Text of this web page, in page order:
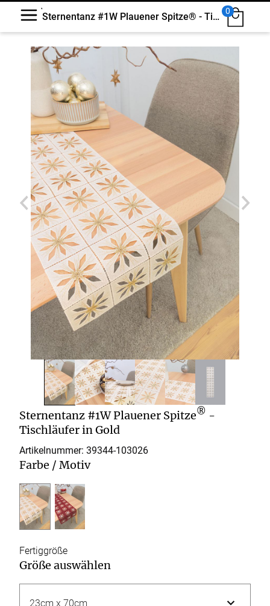
Sternentanz #1W Plauener Spitze® - Tischläufer
0
Sternentanz #1W Plauener Spitze® -
Tischläufer in Gold
Artikelnummer: 39344-103026
Farbe / Motiv
Fertiggröße
Größe auswählen